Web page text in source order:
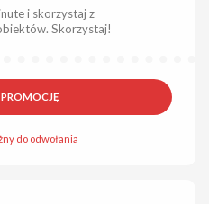
i skorzystaj z
Skorzystaj!
do odwołania